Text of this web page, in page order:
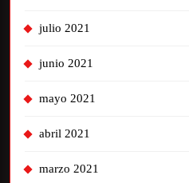
julio 2021
junio 2021
mayo 2021
abril 2021
marzo 2021